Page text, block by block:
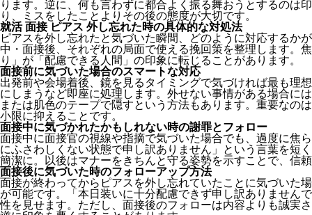
ります。逆に、何も言わずに都合よく振る舞おうとするのは
り、ミスをしたことよりその後の態度が大切です。
就活 面接 ピアス 外し忘れた時の具体的な対処法
ピアスを外し忘れたと気づいた瞬間、どのように対応するか
中・面接後、それぞれの局面で使える挽回策を整理します。
り」が「配慮できる人間」の印象に転じることがあります。
面接前に気づいた場合のスマートな対応
出発前や会場着後、鏡を見るタイミングで気づければ最も理
にしまうなど即座に処理します。外せない事情がある場合に
または肌色のテープで隠すという方法もあります。重要なの
小限に抑えることです。
面接中に気づかれたかもしれない時の謝罪とフォロー
面接中に面接官の視線や指摘で気づいた場合でも、過度に焦
にふさわしくない状態で申し訳ありません」という言葉を短
簡潔に。以後はマナーをきちんと守る姿勢を示すことで、信
面接後に気づいた時のフォローアップ方法
面接が終わってからピアスを外し忘れていたことに気づいた
が可能です。「本日装いに十分配慮できず申し訳ありません
性を見せます。ただし、面接後のフォローは内容よりも誠実